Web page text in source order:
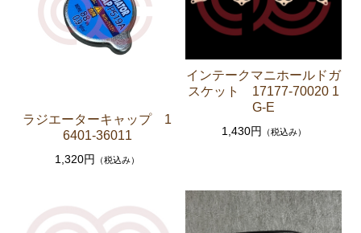
エアコン ヒーター関係
ソアラ GZ20 MZ20 MZ21
エンジンパーツ 7M-GTEU MZ20 MZ21
エンジンパーツ 1G-GEU GZ20
エンジンパーツ 1G-EU GZ20
エンジンパーツ 1G-FE GZ20
ブレーキパーツ（マスターシリンダー リペアキッ
ラジエーターキャップ 1
6401-36011
1,320円 （税込み）
インテークマニホールドガ
スケット 17177-70020 1
G-E
1,430円 （税込み）